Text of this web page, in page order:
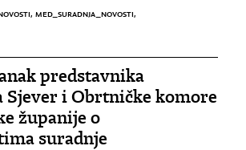
, MED_SURADNJA_NOVOSTI,
predstavnika
Sjever i Obrtničke komore
županije o
suradnje